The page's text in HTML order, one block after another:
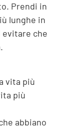
Prendi in
lunghe in
evitare che
vita più
più
abbiano